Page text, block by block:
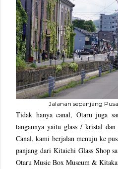
Jalanan sepanjang
Tidak hanya canal, Otaru juga
tangannya yaitu glass / kristal
Canal, kami berjalan menuju ke
panjang dariKitaichi Glass Shop
Otaru Music Box Museum &